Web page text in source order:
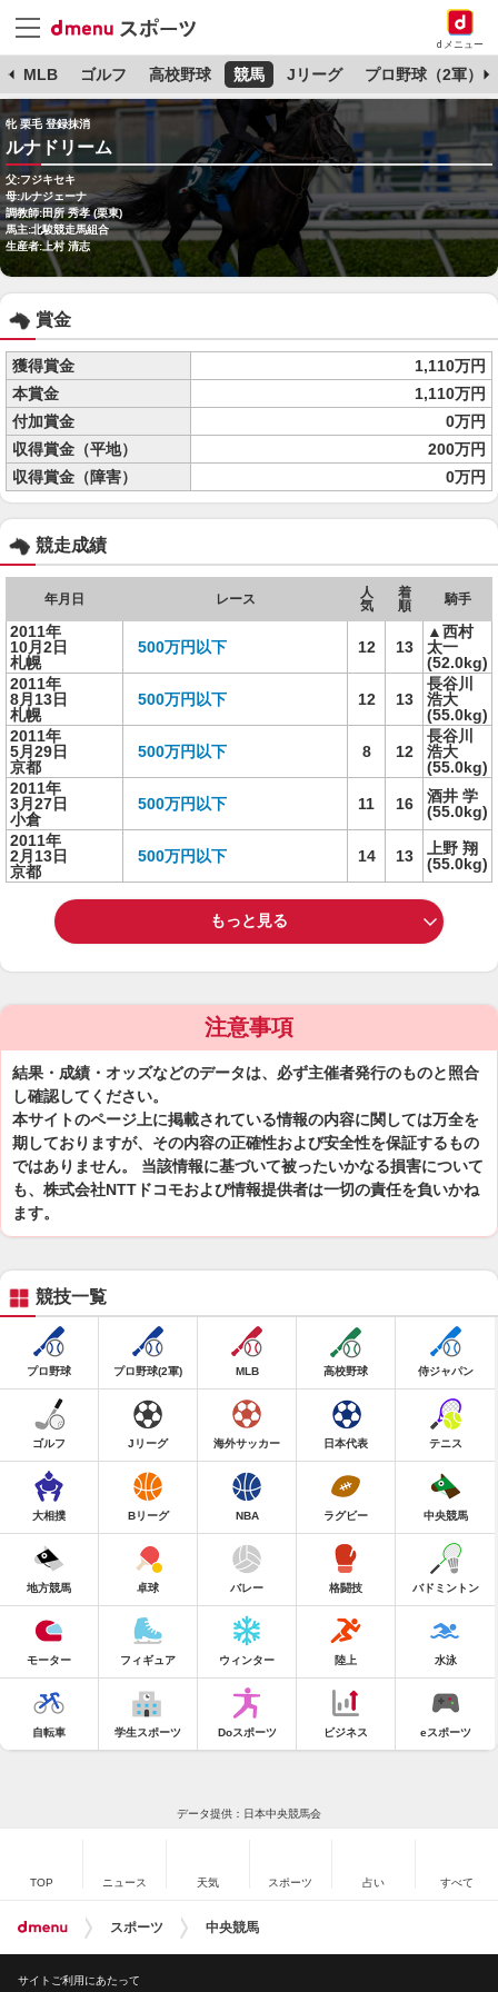
dメニュー
MLB ゴルフ 高校野球 競馬 Jリーグ プロ野球（2軍）
牝 栗毛 登録抹消
ルナドリーム
父:フジキセキ
母:ルナジェーナ
調教師:田所 秀孝 (栗東)
馬主:北駿競走馬組合
生産者:上村 清志
賞金
獲得賞金
1,110万円
本賞金
1,110万円
付加賞金
0万円
収得賞金（平地）
200万円
収得賞金（障害）
0万円
競走成績
年月日 レース
人
気
着
順
騎手
2011年
10月2日
札幌
500万円以下 12 13
▲西村
太一
(52.0kg)
2011年
8月13日
札幌
500万円以下 12 13
長谷川
浩大
(55.0kg)
2011年
5月29日
京都
500万円以下 8 12
長谷川
浩大
(55.0kg)
2011年
3月27日
小倉
500万円以下 11 16
酒井 学
(55.0kg)
2011年
2月13日
京都
500万円以下 14 13
上野 翔
(55.0kg)
もっと見る
注意事項
結果・成績・オッズなどのデータは、必ず主催者発行のものと照合
し確認してください。
本サイトのページ上に掲載されている情報の内容に関しては万全を
期しておりますが、その内容の正確性および安全性を保証するもの
ではありません。 当該情報に基づいて被ったいかなる損害について
も、株式会社NTTドコモおよび情報提供者は一切の責任を負いかね
ます。
競技一覧
プロ野球 プロ野球(2軍) MLB 高校野球 侍ジャパン
ゴルフ Jリーグ 海外サッカー 日本代表 テニス
大相撲 Bリーグ NBA ラグビー 中央競馬
地方競馬 卓球 バレー 格闘技 バドミントン
モーター フィギュア ウィンター 陸上 水泳
自転車 学生スポーツ Doスポーツ ビジネス eスポーツ
データ提供：日本中央競馬会
TOP ニュース 天気 スポーツ 占い すべて
スポーツ 中央競馬
サイトご利用にあたって